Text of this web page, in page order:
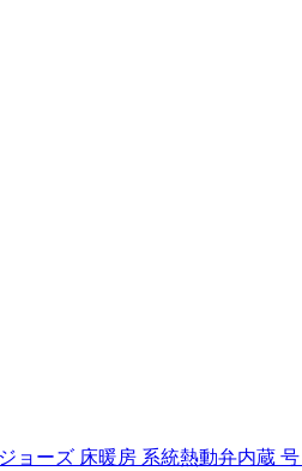
ョーズ 床暖房 系統熱動弁内蔵 号